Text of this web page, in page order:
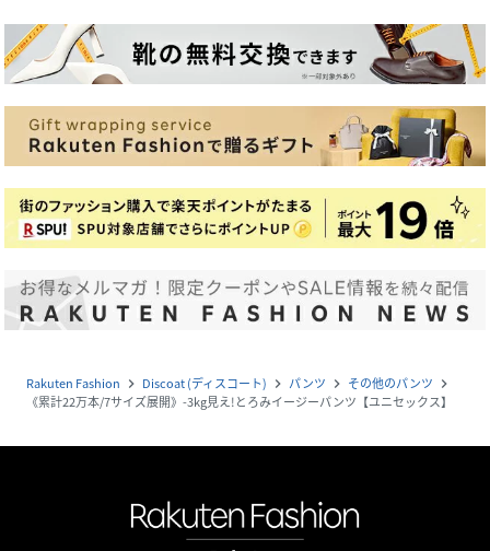
Rakuten Fashion navigate_next Discoat (ディスコート) navigate_next パンツ navigate_next その他のパンツ navigate_next
《累計22万本/7サイズ展開》-3kg見え!とろみイージーパンツ【ユニセックス】